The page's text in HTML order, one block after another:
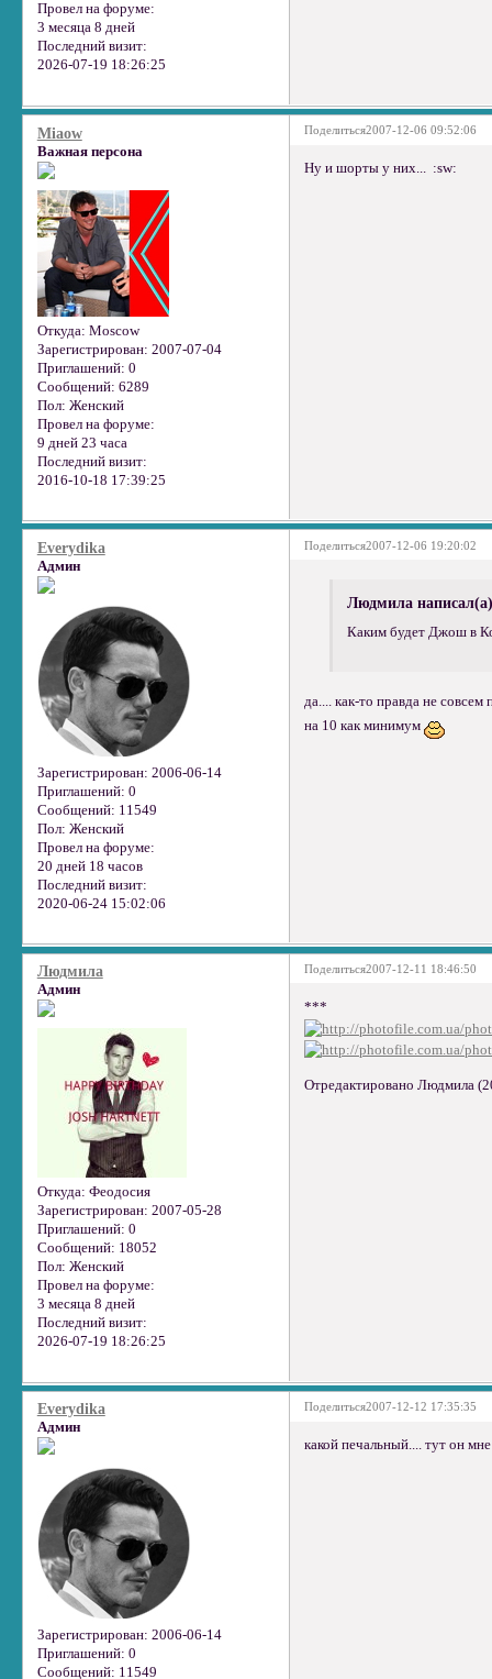
Провел на форуме:
3 месяца 8 дней
Последний визит:
2026-07-19 18:26:25
Поделиться2007-12-06 09:52:06
Miaow
Важная персона
Откуда: Moscow
Зарегистрирован: 2007-07-04
Приглашений: 0
Сообщений: 6289
Пол: Женский
Провел на форуме:
9 дней 23 часа
Последний визит:
2016-10-18 17:39:25
Ну и шорты у них... :sw:
Поделиться2007-12-06 19:20:02
Everydika
Админ
Зарегистрирован: 2006-06-14
Приглашений: 0
Сообщений: 11549
Пол: Женский
Провел на форуме:
20 дней 18 часов
Последний визит:
2020-06-24 15:02:06
Людмила
Каким будет Джош в
да.... как-то правда не
на 10 как минимум
Поделиться2007-12-11 18:46:50
Людмила
Админ
Откуда: Феодосия
Зарегистрирован: 2007-05-28
Приглашений: 0
Сообщений: 18052
Пол: Женский
Провел на форуме:
3 месяца 8 дней
Последний визит:
2026-07-19 18:26:25
***
Отредактировано Людмила
Поделиться2007-12-12 17:35:35
Everydika
Админ
Зарегистрирован: 2006-06-14
Приглашений: 0
Сообщений: 11549
какой печальный.... тут он